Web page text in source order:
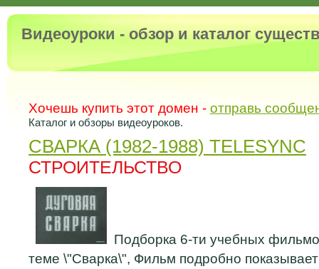
Видеоуроки - обзор и каталог
Хочешь купить этот домен - отправь
Каталог и обзоры видеоуроков.
СВАРКА (1982-1988) TELESYNC
СТРОИТЕЛЬСТВО
Подборка 6-ти учебных
теме \"Сварка\", Фильм подробно